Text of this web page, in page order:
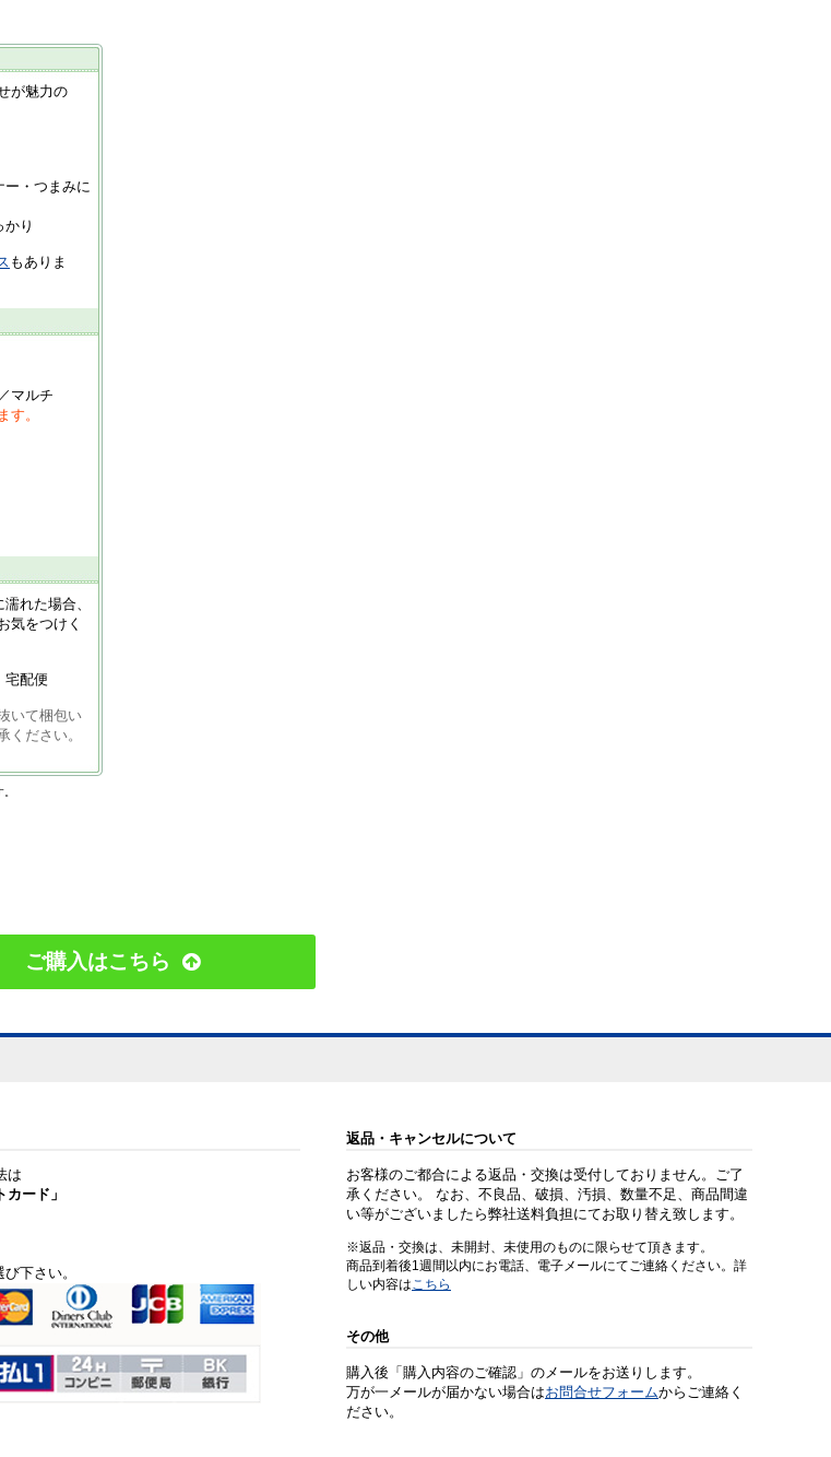
が魅力の
ー・つまみに
り
もありま
ルチ
す。
れた場合、
気をつけく
宅配便
いて梱包い
ください。
ご購入はこちら
は
カード」
下さい。
返品・キャンセルについて
お客様のご都合による返品・交換は受付しておりません。ご了
承ください。 なお、不良品、破損、汚損、数量不足、商品間違
い等がございましたら弊社送料負担にてお取り替え致します。
※返品・交換は、未開封、未使用のものに限らせて頂きます。
商品到着後1週間以内にお電話、電子メールにてご連絡ください。詳
しい内容はこちら
その他
購入後「購入内容のご確認」のメールをお送りします。
万が一メールが届かない場合はお問合せフォームからご連絡く
ださい。